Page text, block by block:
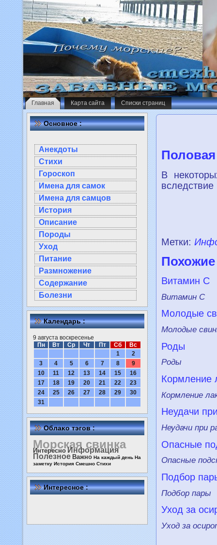
Главная Карта сайта Списки страниц
Основное :
Анекдоты
Стихи
Гороскоп
Имена для самок
Имена для самцов
История
Описание
Породы
Уход
Питание
Размножение
Содержание
Болезни
Календарь :
9 августа воскресенье
Пн
Вт Ср Чт Пт Сб
Вс
1
2
3
4 5 6 7 8
9
10
11 12 13 14 15
16
17
18 19 20 21 22
23
24
25 26 27 28 29
30
31
Облаκо тэгов :
Морская свинка
Интересно Информация
Полезное Важно На каждый день На
заметку История Смешно Стихи
Интересное :
В
вследствие
Метки:
Похожие
Витамин С
Витамин С
Молодые
Молодые
Роды
Роды
Кормлeние
Кормлeние
Неудачи
Неудачи при
Опасные
Опасные
Подбор
Подбор пары
Уход за
Уход за